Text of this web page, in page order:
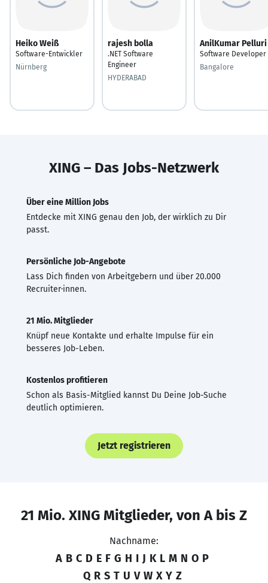
Heiko Weiß
Software-Entwickler
Nürnberg
rajesh bolla
.NET Software
Engineer
HYDERABAD
AnilKumar Pelluri
Software Developer
Bangalore
XING – Das Jobs-Netzwerk
Über eine Million Jobs
Entdecke mit XING genau den Job, der wirklich zu Dir
passt.
Persönliche Job-Angebote
Lass Dich finden von Arbeitgebern und über 20.000
Recruiter·innen.
21 Mio. Mitglieder
Knüpf neue Kontakte und erhalte Impulse für ein
besseres Job-Leben.
Kostenlos profitieren
Schon als Basis-Mitglied kannst Du Deine Job-Suche
deutlich optimieren.
Jetzt registrieren
21 Mio. XING Mitglieder, von A bis Z
Nachname:
A B C D E F G H I J K L M N O P
Q R S T U V W X Y Z